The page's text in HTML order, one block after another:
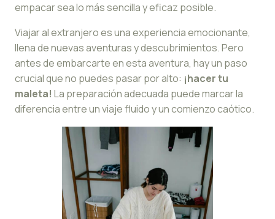
empacar sea lo más sencilla y eficaz posible.
Viajar al extranjero es una experiencia emocionante,
llena de nuevas aventuras y descubrimientos. Pero
antes de embarcarte en esta aventura, hay un paso
crucial que no puedes pasar por alto: ¡hacer tu
maleta! La preparación adecuada puede marcar la
diferencia entre un viaje fluido y un comienzo caótico.